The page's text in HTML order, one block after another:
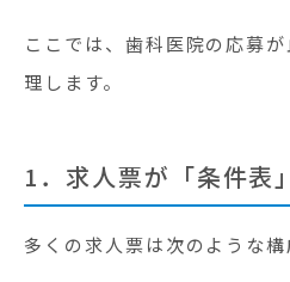
ここでは、歯科医院の応募
理します。
1．求人票が「条件表
多くの求人票は次のような構